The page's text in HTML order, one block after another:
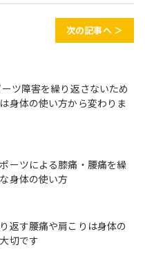
次の記事へ ＞
ーツ障害を繰り返さないため
身体の使い方から変わりま
ーツによる膝痛・腰痛を繰
身体の使い方
返す腰痛や肩こりは身体の
切です